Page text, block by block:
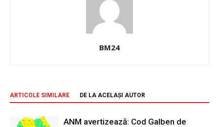
BM24
ARTICOLE SIMILARE DE LA ACELAȘI AUTOR
ANM avertizează: Cod Galben de